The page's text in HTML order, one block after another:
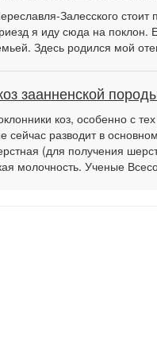
Залесского
я иду сюда на
Здесь родился мой
заанненской
коз, особенно с
разводит в
(для получения
молочность. Ученые